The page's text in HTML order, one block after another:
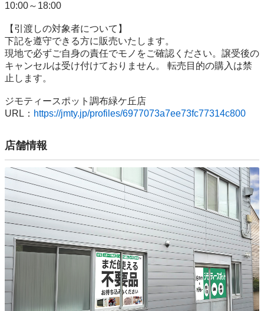
10:00～18:00
【引渡しの対象者について】
下記を遵守できる⽅に販売いたします。
現地で必ずご⾃⾝の責任でモノをご確認ください。譲受後の
キャンセルは受け付けておりません。 転売⽬的の購⼊は禁
⽌します。
ジモティースポット調布緑ケ丘店
URL： https://jmty.jp/profiles/6977073a7ee73fc77314c800
店舗情報